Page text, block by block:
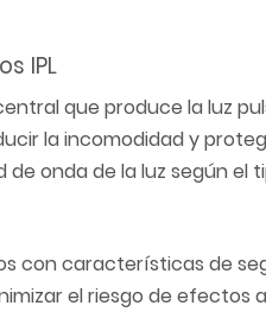
IPL
que produce la luz
la incomodidad y
onda de la luz según el
con características de
el riesgo de efectos